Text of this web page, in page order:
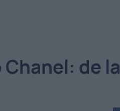
de la